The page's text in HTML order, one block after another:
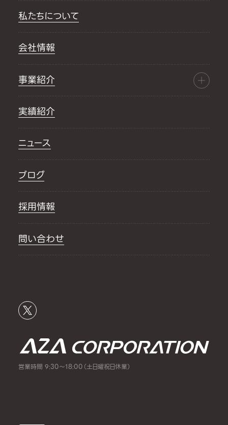
私たちについて
会社情報
事業紹介
実績紹介
ニュース
ブログ
採用情報
問い合わせ
営業時間 9:30～18:00（土日曜祝日休業）